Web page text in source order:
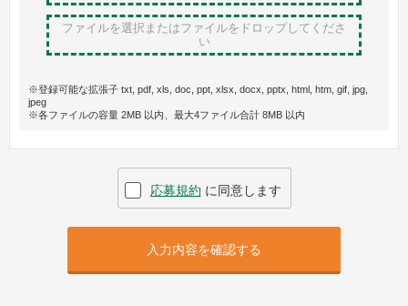
ファイルを選択またはファイルをドロップしてくださ
い
※登録可能な拡張子 txt, pdf, xls, doc, ppt, xlsx, docx, pptx, html, htm, gif, jpg,
jpeg
※各ファイルの容量 2MB 以内、最大4ファイル合計 8MB 以内
応募規約 に同意します
入力内容を確認する